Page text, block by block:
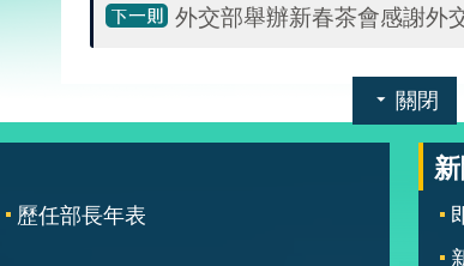
外交部舉辦新春茶會感謝外
關閉
歷任部長年表